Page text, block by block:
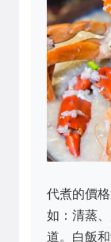
代煮的價
如：清蒸
道。白飯